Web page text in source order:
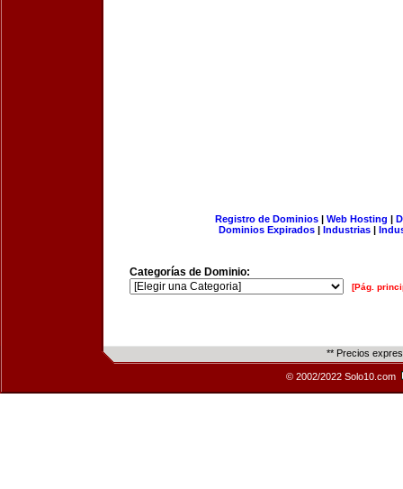
Registro de Dominios| Web Hosting |
Dominios Expirados | Industrias |
Categorías de Dominio:
[Pág.
** Precios
© 2002/2022 Solo10.com